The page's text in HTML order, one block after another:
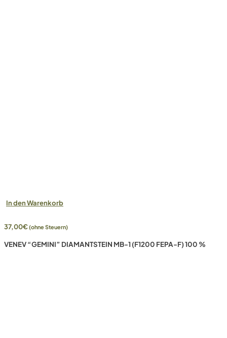
In den Warenkorb
37,00€(ohne Steuern)
VENEV “GEMINI” DIAMANTSTEIN MB-1 (F1200 FEPA-F) 100 %